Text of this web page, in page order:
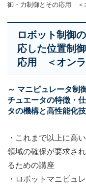
御・力制御とその応用 ＜
ロボット制御
応した位置制
応用 ＜オンラ
～ マニピュレータ制
チュエータの特徴・
タの機構と高性能化
・これまで以上に高
領域の確保が要求さ
るための講座
・ロボットマニピュ